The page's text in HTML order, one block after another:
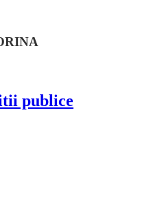
publice